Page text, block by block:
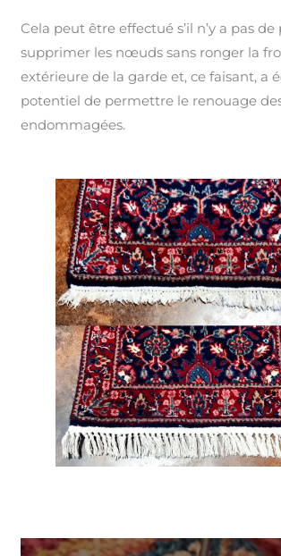
Cela peut être effectué s’il n’y a pas
supprimer les nœuds sans ronger la
extérieure de la garde et, ce faisant, a
potentiel de permettre le renouage
endommagées.